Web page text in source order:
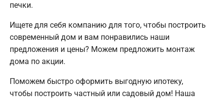
печки.
Ищете для себя компанию для того, чтобы построить
современный дом и вам понравились наши
предложения и цены? Можем предложить монтаж
дома по акции.
Поможем быстро оформить выгодную ипотеку,
чтобы построить частный или садовый дом! Наша